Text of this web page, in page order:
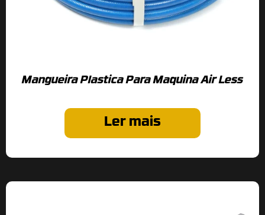
Mangueira Plastica Para Maquina Air Less
Ler mais